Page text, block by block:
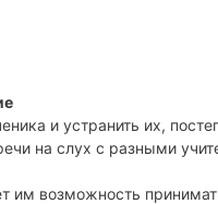
и устранить их,
на слух с разными
им возможность